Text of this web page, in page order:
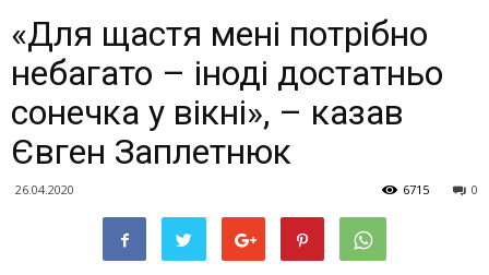
«Для щастя мені потрібно
небагато – іноді достатньо
сонечка у вікні», – казав
Євген Заплетнюк
26.04.2020 0
6715